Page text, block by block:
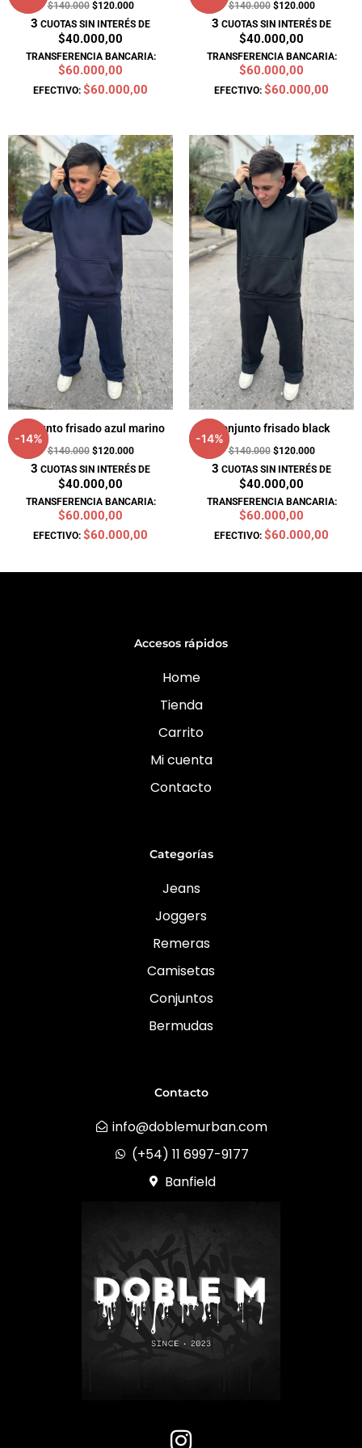
$140.000 $120.000
3 CUOTAS SIN INTERÉS DE
$40.000,00
TRANSFERENCIA BANCARIA:
$60.000,00
EFECTIVO: $60.000,00
$140.000 $120.000
3 CUOTAS SIN INTERÉS DE
$40.000,00
TRANSFERENCIA BANCARIA:
$60.000,00
EFECTIVO: $60.000,00
-14%
Conjunto frisado azul marino
$140.000
precio
original
era:
$140.000.
$120.000
El
precio
actual
es:
$120.000.
3 CUOTAS SIN INTERÉS DE
$40.000,00
TRANSFERENCIA BANCARIA:
$60.000,00
EFECTIVO: $60.000,00
-14%
Conjunto frisado black
$140.000
El
precio
original
era:
$140.000.
$120.000
El
precio
actual
es:
$120.000.
3 CUOTAS SIN INTERÉS DE
$40.000,00
TRANSFERENCIA BANCARIA:
$60.000,00
EFECTIVO: $60.000,00
Accesos rápidos
Home
Tienda
Carrito
Mi cuenta
Contacto
Categorías
Jeans
Joggers
Remeras
Camisetas
Conjuntos
Bermudas
Contacto
info@doblemurban.com
(+54) 11 6997-9177
Banfield
I